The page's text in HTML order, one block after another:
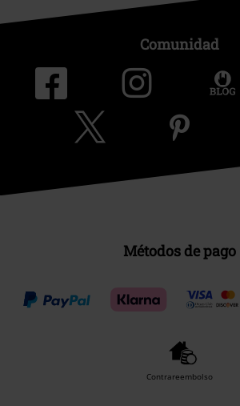
Comunidad
Métodos de pago
Contrareembolso